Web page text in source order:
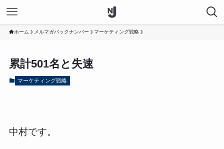
ホーム メルマガバックナンバー マーケティング戦略
累計501名と失速
マーケティング戦略
中村です。